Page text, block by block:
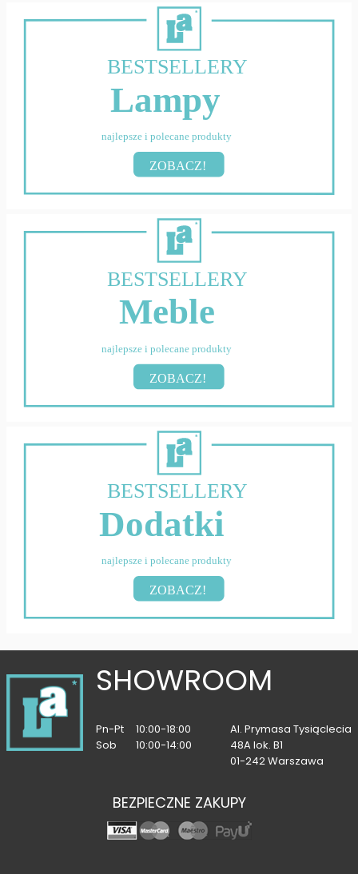
BESTSELLERY
Lampy
najlepsze i polecane produkty
ZOBACZ!
BESTSELLERY
Meble
najlepsze i polecane produkty
ZOBACZ!
BESTSELLERY
Dodatki
najlepsze i polecane produkty
ZOBACZ!
SHOWROOM
Pn-Pt
10:00-18:00
Sob
10:00-14:00
Al. Prymasa Tysiąclecia
48A lok. B1
01-242 Warszawa
BEZPIECZNE ZAKUPY